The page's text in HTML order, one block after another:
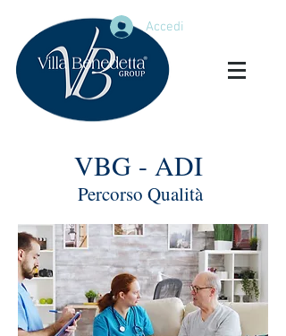
Accedi
VBG - ADI
Percorso Qualità